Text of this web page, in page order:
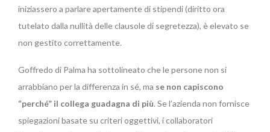
iniziassero a parlare apertamente di stipendi (diritto ora
tutelato dalla nullità delle clausole di segretezza), è elevato se
non gestito correttamente.
Goffredo di Palma ha sottolineato che le persone non si
arrabbiano per la differenza in sé, ma se non capiscono
“perché” il collega guadagna di più. Se l’azienda non fornisce
spiegazioni basate su criteri oggettivi, i collaboratori